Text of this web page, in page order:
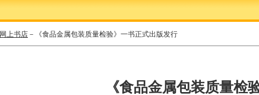
网上书店 －《食品金属包装质量检验》一书正式出版发行
《食品金属包装质量检